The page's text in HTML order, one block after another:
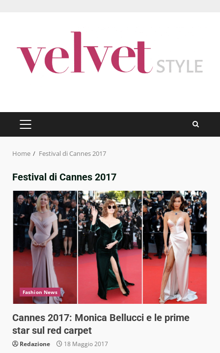
PRIMARY
MENU
Home Festival di Cannes 2017
Festival di Cannes 2017
Fashion News
Cannes 2017: Monica Bellucci e le prime
star sul red carpet
Redazione 18 Maggio 2017